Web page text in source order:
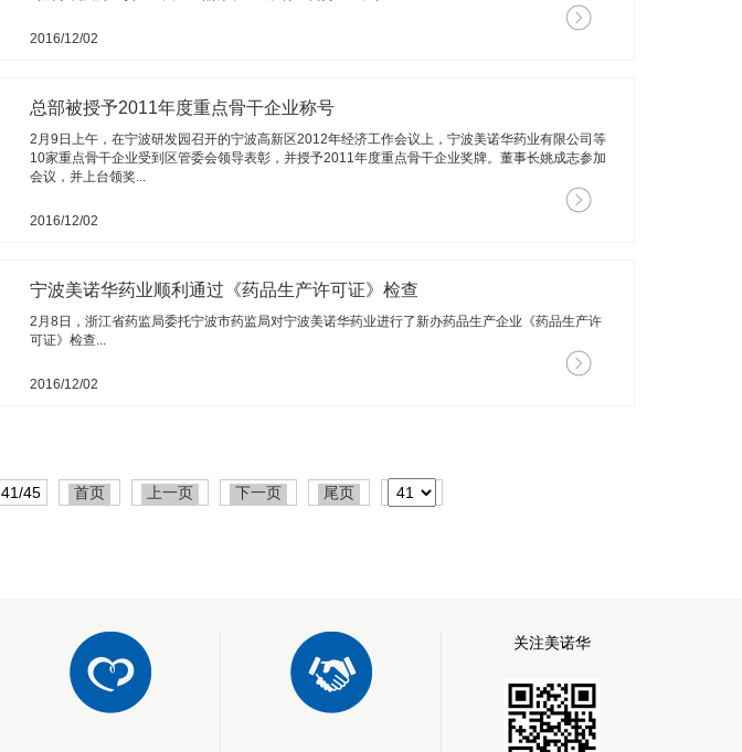
2016/12/02
总部被授予2011年度重点骨干企业称号
2月9日上午，在宁波研发园召开的宁波高新区2012年经济工作会议上，宁波美诺华药业有限公司等
10家重点骨干企业受到区管委会领导表彰，并授予2011年度重点骨干企业奖牌。董事长姚成志参加
会议，并上台领奖...
2016/12/02
宁波美诺华药业顺利通过《药品生产许可证》检查
2月8日，浙江省药监局委托宁波市药监局对宁波美诺华药业进行了新办药品生产企业《药品生产许
可证》检查...
2016/12/02
41/45 首页 上一页 下一页 尾页
关注美诺华